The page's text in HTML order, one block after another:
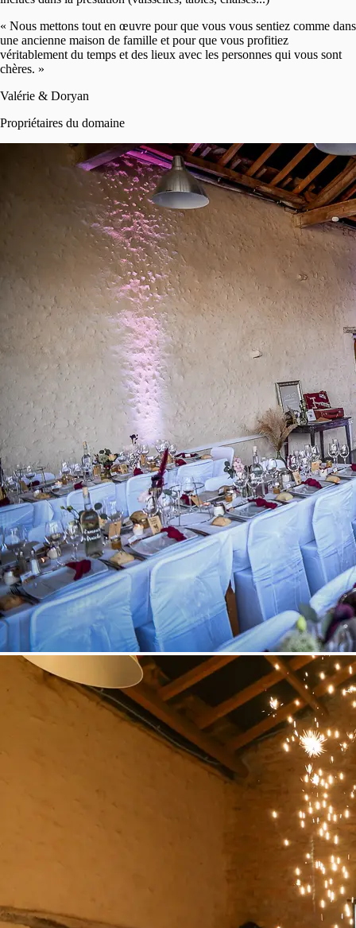
« Nous mettons tout en œuvre pour que vous vous sentiez comme dans
une ancienne maison de famille et pour que vous profitiez
véritablement du temps et des lieux avec les personnes qui vous sont
chères. »
Valérie & Doryan
Propriétaires du domaine